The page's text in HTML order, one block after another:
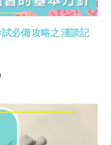
必備攻略之淺談記